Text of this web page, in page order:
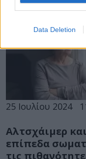
Data Deletion
και τη μακροζωία.
25 Ιουλίου 2024
Αλτσχάιμερ
επίπεδα
τις